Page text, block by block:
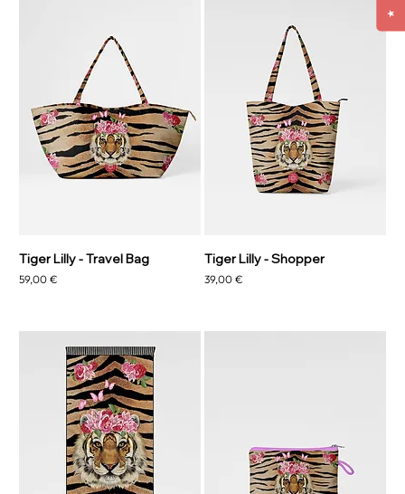
Tiger Lilly - Travel Bag
Preço
59,00 €
Tiger Lilly - Shopper
Preço
39,00 €
★